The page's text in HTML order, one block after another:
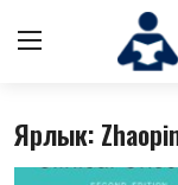
Авторизоваться
Ярлык: